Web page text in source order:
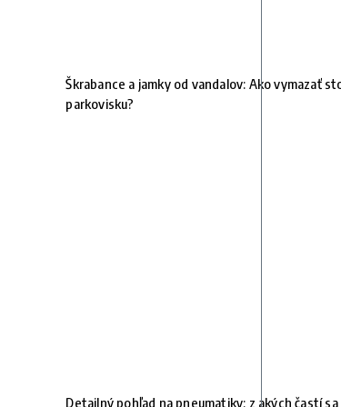
Škrabance a jamky od vandalov: Ako vymazať
parkovisku?
Detailný pohľad na pneumatiky: z akých častí sa